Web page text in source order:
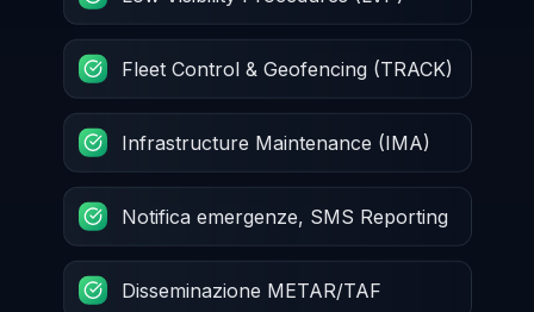
Fleet Control & Geofencing (TRACK)
Infrastructure Maintenance (IMA)
Notifica emergenze, SMS Reporting
Disseminazione METAR/TAF